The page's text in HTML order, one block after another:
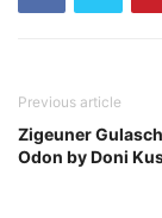
Previous article
Zigeuner
Odon by Doni